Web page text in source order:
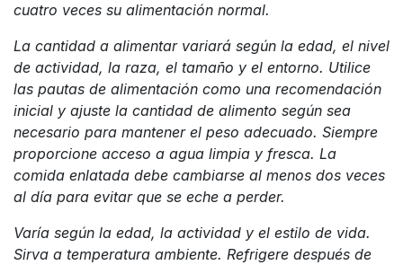
cuatro veces su alimentación normal.
La cantidad a alimentar variará según la edad, el nivel
de actividad, la raza, el tamaño y el entorno. Utilice
las pautas de alimentación como una recomendación
inicial y ajuste la cantidad de alimento según sea
necesario para mantener el peso adecuado. Siempre
proporcione acceso a agua limpia y fresca. La
comida enlatada debe cambiarse al menos dos veces
al día para evitar que se eche a perder.
Varía según la edad, la actividad y el estilo de vida.
Sirva a temperatura ambiente. Refrigere después de